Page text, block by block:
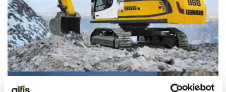
APIE MUS
KONTAKTI